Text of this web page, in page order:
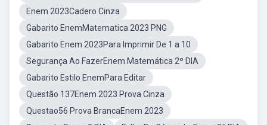
Enem 2023Cadero Cinza
Gabarito EnemMatematica 2023 PNG
Gabarito Enem 2023Para Imprimir De 1 a 10
Segurança Ao FazerEnem Matemática 2º DIA
Gabarito Estilo EnemPara Editar
Questão 137Enem 2023 Prova Cinza
Questao56 Prova BrancaEnem 2023